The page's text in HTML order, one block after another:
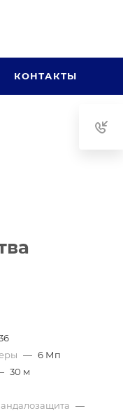
КОНТАКТЫ
— 6 Мп
30 м
—